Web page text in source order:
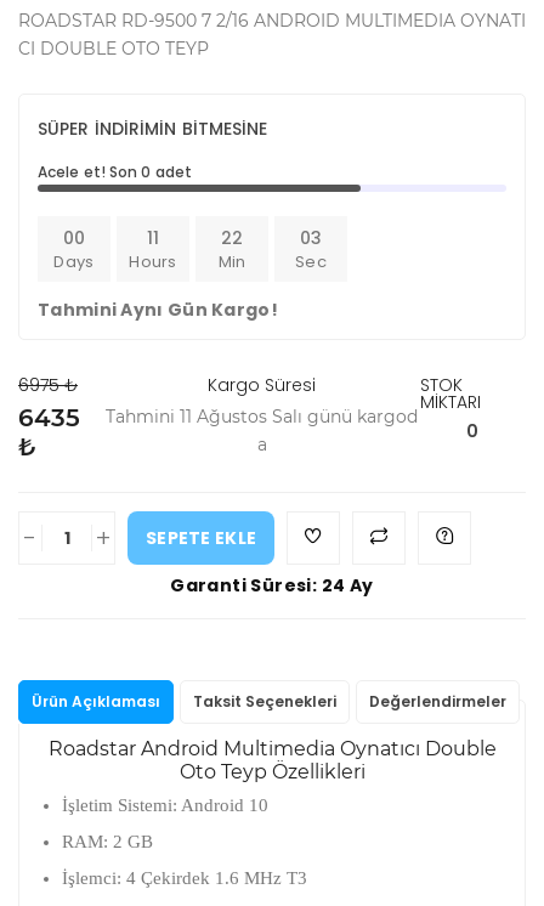
ROADSTAR RD-9500 7 2/16 ANDROID MULTIMEDIA OYNATI
CI DOUBLE OTO TEYP
SÜPER İNDİRİMİN BİTMESİNE
Acele et! Son 0 adet
00
Days
11
Hours
22
Min
03
Sec
Tahmini Aynı Gün Kargo!
6975 ₺
6435
₺
Kargo Süresi
Tahmini 11 Ağustos Salı günü kargod
a
STOK
MİKTARI
0
- +
SEPETE EKLE
Garanti Süresi: 24 Ay
Ürün Açıklaması Taksit Seçenekleri Değerlendirmeler
Roadstar Android Multimedia Oynatıcı Double
Oto Teyp Özellikleri
İşletim Sistemi: Android 10
RAM: 2 GB
İşlemci: 4 Çekirdek 1.6 MHz T3